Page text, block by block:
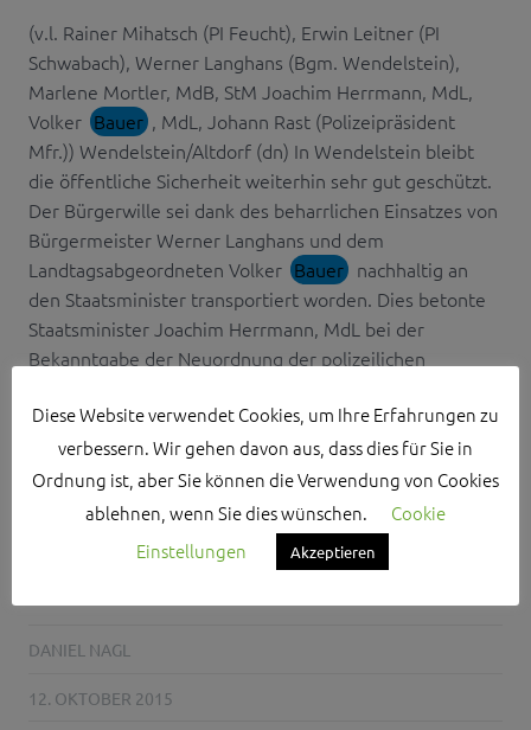
(v.l. Rainer Mihatsch (PI Feucht), Erwin Leitner (PI
Schwabach), Werner Langhans (Bgm. Wendelstein),
Marlene Mortler, MdB, StM Joachim Herrmann, MdL,
Volker Bauer , MdL, Johann Rast (Polizeipräsident
Mfr.)) Wendelstein/Altdorf (dn) In Wendelstein bleibt
die öffentliche Sicherheit weiterhin sehr gut geschützt.
Der Bürgerwille sei dank des beharrlichen Einsatzes von
Bürgermeister Werner Langhans und dem
Landtagsabgeordneten Volker Bauer nachhaltig an
den Staatsminister transportiert worden. Dies betonte
Staatsminister Joachim Herrmann, MdL bei der
Bekanntgabe der Neuordnung der polizeilichen
„INDUSTRIE 5.0“ –
MADE IN ROTH
DANIEL NAGL
12. OKTOBER 2015
Diese Website verwendet Cookies, um Ihre Erfahrungen zu
verbessern. Wir gehen davon aus, dass dies für Sie in
Ordnung ist, aber Sie können die Verwendung von Cookies
ablehnen, wenn Sie dies wünschen.
Cookie
Einstellungen
Akzeptieren